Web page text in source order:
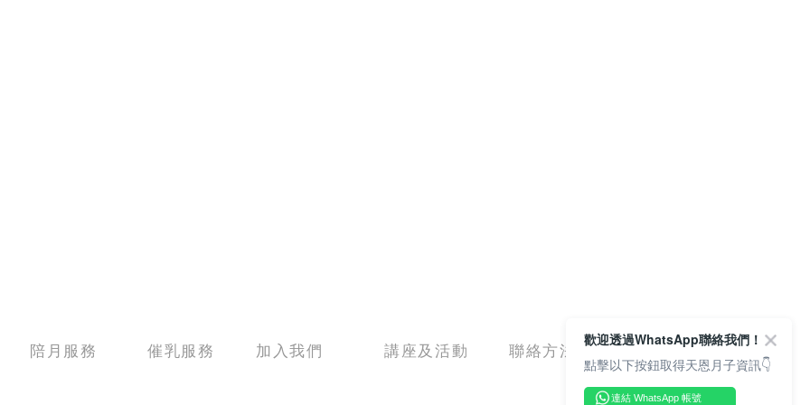
陪月服務 催乳服務 加入我們 講座及活動 聯絡方法
歡迎透過WhatsApp聯絡我們！
點擊以下按鈕取得天恩月子資訊👇
連結 WhatsApp 帳號